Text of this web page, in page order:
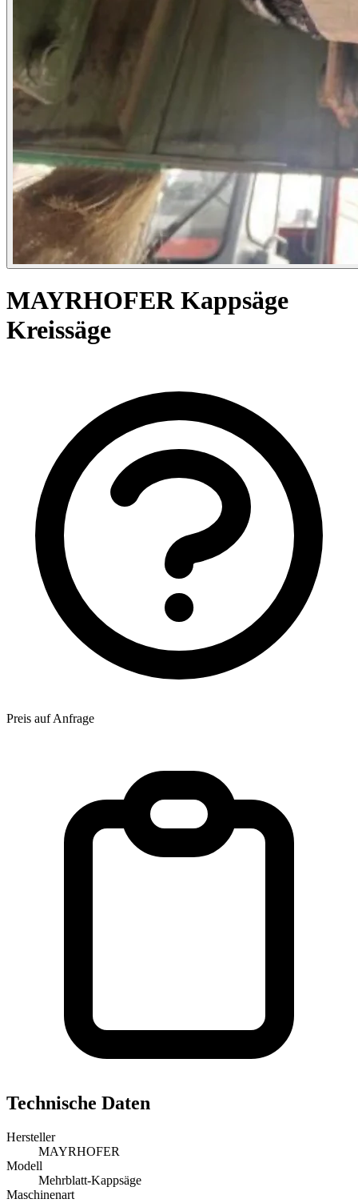
MAYRHOFER Kappsäge
Kreissäge
Preis auf Anfrage
Technische Daten
Hersteller
MAYRHOFER
Modell
Mehrblatt-Kappsäge
Maschinenart